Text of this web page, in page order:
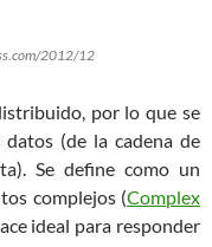
2012/12
por lo que se
(de la cadena de
Se define como un
complejos (Complex
ideal para responder